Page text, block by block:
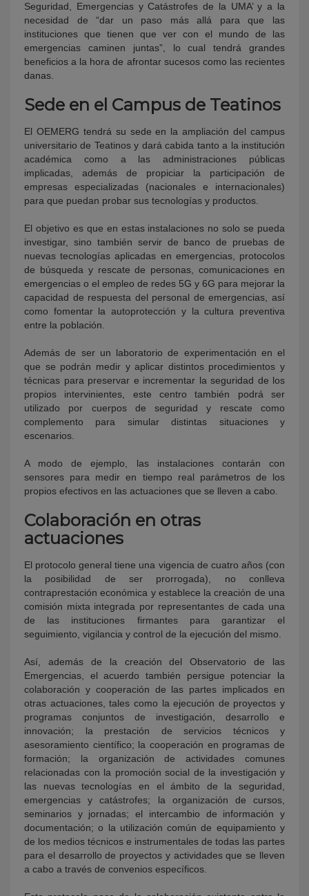
Seguridad, Emergencias y Catástrofes de la UMA’ y a la
necesidad de “dar un paso más allá para que las
instituciones que tienen que ver con el mundo de las
emergencias caminen juntas”, lo cual tendrá grandes
beneficios a la hora de afrontar sucesos como las recientes
danas.
Sede en el Campus de Teatinos
El OEMERG tendrá su sede en la ampliación del campus
universitario de Teatinos y dará cabida tanto a la institución
académica como a las administraciones públicas
implicadas, además de propiciar la participación de
empresas especializadas (nacionales e internacionales)
para que puedan probar sus tecnologías y productos.
El objetivo es que en estas instalaciones no solo se pueda
investigar, sino también servir de banco de pruebas de
nuevas tecnologías aplicadas en emergencias, protocolos
de búsqueda y rescate de personas, comunicaciones en
emergencias o el empleo de redes 5G y 6G para mejorar la
capacidad de respuesta del personal de emergencias, así
como fomentar la autoprotección y la cultura preventiva
entre la población.
Además de ser un laboratorio de experimentación en el
que se podrán medir y aplicar distintos procedimientos y
técnicas para preservar e incrementar la seguridad de los
propios intervinientes, este centro también podrá ser
utilizado por cuerpos de seguridad y rescate como
complemento para simular distintas situaciones y
escenarios.
A modo de ejemplo, las instalaciones contarán con
sensores para medir en tiempo real parámetros de los
propios efectivos en las actuaciones que se lleven a cabo.
Colaboración en otras
actuaciones
El protocolo general tiene una vigencia de cuatro años (con
la posibilidad de ser prorrogada), no conlleva
contraprestación económica y establece la creación de una
comisión mixta integrada por representantes de cada una
de las instituciones firmantes para garantizar el
seguimiento, vigilancia y control de la ejecución del mismo.
Así, además de la creación del Observatorio de las
Emergencias, el acuerdo también persigue potenciar la
colaboración y cooperación de las partes implicados en
otras actuaciones, tales como la ejecución de proyectos y
programas conjuntos de investigación, desarrollo e
innovación; la prestación de servicios técnicos y
asesoramiento científico; la cooperación en programas de
formación; la organización de actividades comunes
relacionadas con la promoción social de la investigación y
las nuevas tecnologías en el ámbito de la seguridad,
emergencias y catástrofes; la organización de cursos,
seminarios y jornadas; el intercambio de información y
documentación; o la utilización común de equipamiento y
de los medios técnicos e instrumentales de todas las partes
para el desarrollo de proyectos y actividades que se lleven
a cabo a través de convenios específicos.